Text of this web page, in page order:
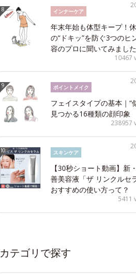
インナーケア
年末年始も体型キープ！
の“ドキッ”を防ぐ3つのヒ
容のプロに聞いてみました
10467
ポイントメイク
フェイスタイプの基本｜“
見つかる16種類の顔印象
238957
スキンケア
【30秒ショート動画】新
善美容液「ザ リンクルセ
おすすめの使い方って？
5411
カテゴリで探す